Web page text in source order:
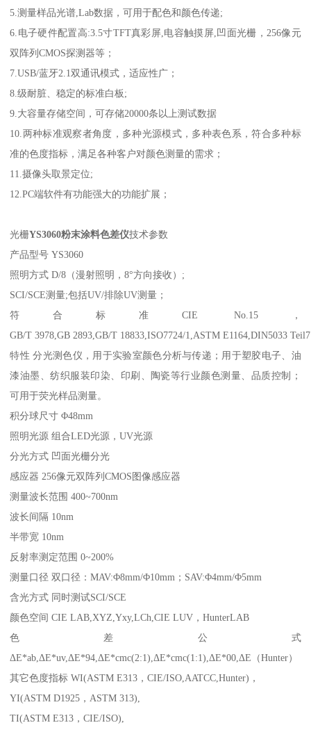
5.测量样品光谱 ,Lab数据，可用于配色和颜色传递;
6. 电子硬件配置高:3.5寸TFT真彩屏 电容触摸屏 凹面光栅， 256像元
双阵列CMOS探测器等；
7.USB/蓝牙2.1双通讯模式，适应性广；
8.级耐脏、稳定的标准白板 ;
9. 大容量存储空间，可存储20000条以上测试数据
10. 两种标准观察者角度，多种光源模式，多种表色系，符合多种标
准的色度指标，满足各种客户对颜色测量的需求；
11.摄像头取景定位;
12.PC端软件有功能强大的功能扩展；
光栅YS3060粉末涂料色差仪技术参数
产品型号 YS3060
照明方式 D/8 （漫射照明，8°方向接收） ;
SCI/SCE测量;包括UV/排除UV测量；
符合标准 CIE No.15，
GB/T 3978,GB 2893,GB/T 18833,ISO7724/1,ASTM E1164,DIN5033 Teil7
特性 分光测色仪，用于实验室颜色分析与传递；用于塑胶电子、油
漆油墨、纺织服装印染、印刷、陶瓷等行业颜色测量、品质控制；
可用于荧光样品测量。
积分球尺寸 Φ48mm
照明光源 组合LED光源，UV光源
分光方式 凹面光栅分光
感应器 256像元双阵列CMOS 图像感应器
测量波长范围 400~700nm
波长间隔 10nm
半带宽 10nm
反射率测定范围 0~200%
测量口径 双口径：MAV:Φ8mm/Φ10mm ； SAV:Φ4mm/Φ5mm
含光方式 同时测试SCI/SCE
颜色空间 CIE LAB,XYZ,Yxy,LCh,CIE LUV ，HunterLAB
色差公式
ΔE*ab, ΔE*uv, ΔE*94, ΔE*cmc(2:1), ΔE*cmc(1:1), ΔE*00, ΔE （Hunter）
其它色度指标 WI(ASTM E313 ，CIE/ISO,AATCC,Hunter) ，
YI(ASTM D1925 ， ASTM 313),
TI(ASTM E313 ，CIE/ISO),